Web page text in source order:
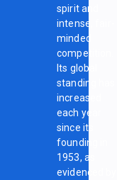
spirit and
intense, fair-
minded
competition.
Its global
standing has
increased
each year
since its
founding in
1953, as
evidenced by